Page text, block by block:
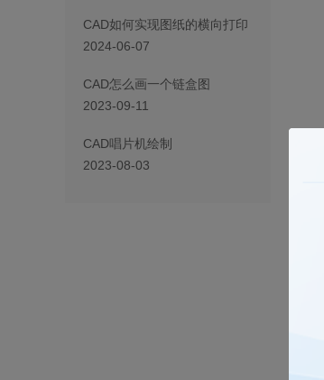
CAD如何实现图纸的横向打印
2024-06-07
CAD怎么画一个链盒图
2023-09-11
CAD唱片机绘制
2023-08-03
【视